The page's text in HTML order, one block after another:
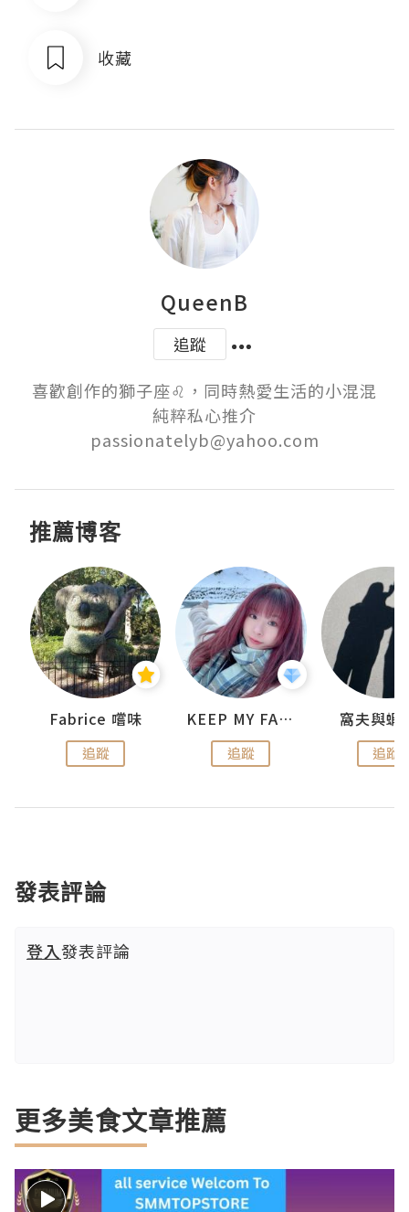
收藏
QueenB
追蹤
喜歡創作的獅子座♌️，同時熱愛生活的小混混
純粹私心推介
passionatelyb@yahoo.com
推薦博客
Fabrice 嚐味
追蹤
KEEP MY FAITH
追蹤
窩夫與蝦
追蹤
發表評論
登入發表評論
更多美食文章推薦